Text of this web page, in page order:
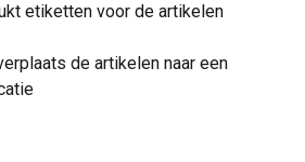
etiketten voor de artikelen
de artikelen naar een